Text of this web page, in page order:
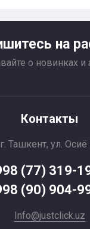
на
о новинках и
Контакты
г. Ташкент, ул. Осиё
(77) 319-
(90) 904-
Info@justclick.uz